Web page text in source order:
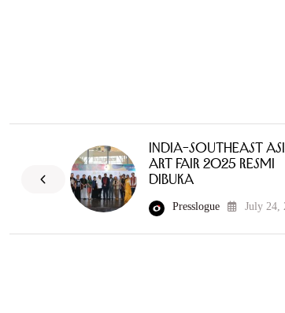
India–Southeast
Art Fair 2025 Resmi
Dibuka
Presslogue July 24,